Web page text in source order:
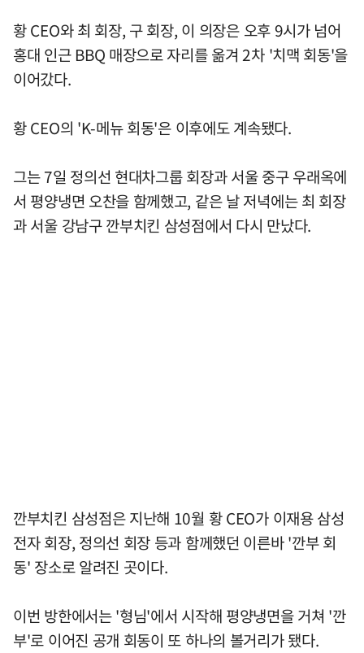
황 CEO와 최 회장, 구 회장, 이 의장은 오후 9시가 넘어
홍대 인근 BBQ 매장으로 자리를 옮겨 2차 '치맥 회동'을
이어갔다.
황 CEO의 'K-메뉴 회동'은 이후에도 계속됐다.
그는 7일 정의선 현대차그룹 회장과 서울 중구 우래옥에
서 평양냉면 오찬을 함께했고, 같은 날 저녁에는 최 회장
과 서울 강남구 깐부치킨 삼성점에서 다시 만났다.
깐부치킨 삼성점은 지난해 10월 황 CEO가 이재용 삼성
전자 회장, 정의선 회장 등과 함께했던 이른바 '깐부 회
동' 장소로 알려진 곳이다.
이번 방한에서는 '형님'에서 시작해 평양냉면을 거쳐 '깐
부'로 이어진 공개 회동이 또 하나의 볼거리가 됐다.